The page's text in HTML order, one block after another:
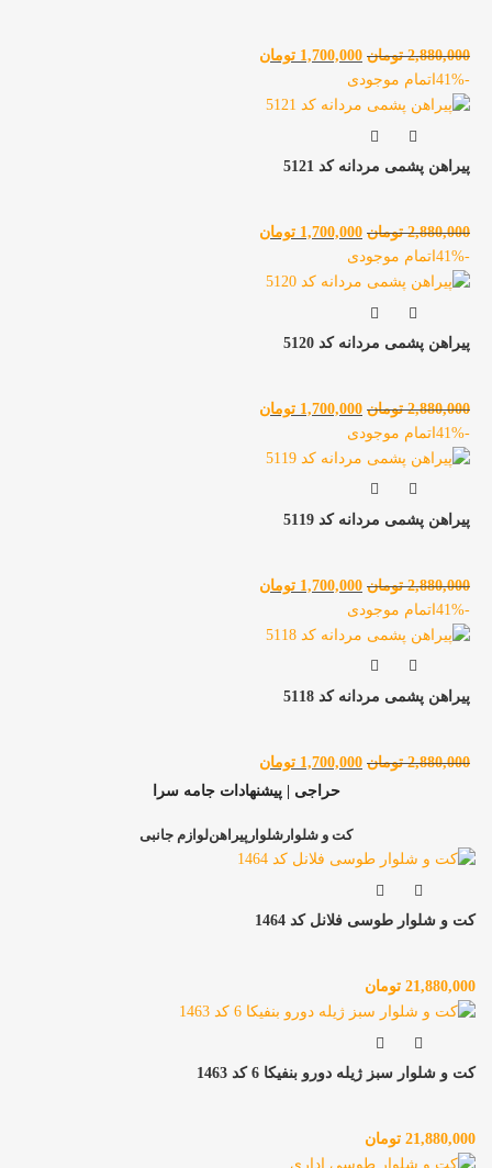
2,880,000 تومان 1,700,000 تومان
-41%
اتمام موجودی
پیراهن پشمی مردانه کد 5121
2,880,000 تومان 1,700,000 تومان
-41%
اتمام موجودی
پیراهن پشمی مردانه کد 5120
2,880,000 تومان 1,700,000 تومان
-41%
اتمام موجودی
پیراهن پشمی مردانه کد 5119
2,880,000 تومان 1,700,000 تومان
-41%
اتمام موجودی
پیراهن پشمی مردانه کد 5118
2,880,000 تومان 1,700,000 تومان
حراجی | پیشنهادات جامه سرا
کت و شلوار شلوار پیراهنلوازم جانبی
کت و شلوار طوسی فلانل کد 1464
21,880,000 تومان
کت و شلوار سبز ژیله دورو بنفیکا 6 کد 1463
21,880,000 تومان